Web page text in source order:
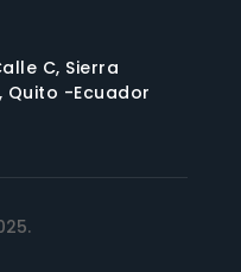
C, Sierra
Quito -Ecuador